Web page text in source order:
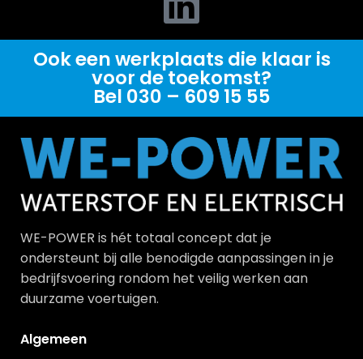
Ook een werkplaats die klaar is
voor de toekomst?
Bel 030 – 609 15 55
WE-POWER is hét totaal concept dat je
ondersteunt bij alle benodigde aanpassingen in je
bedrijfsvoering rondom het veilig werken aan
duurzame voertuigen.
Algemeen